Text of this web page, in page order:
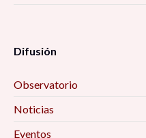
Difusión
Observatorio
Noticias
Eventos